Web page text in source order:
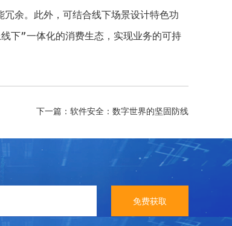
余。此外，可结合线下场景设计特色功
下”一体化的消费生态，实现业务的可持
下一篇：软件安全：数字世界的坚固防线